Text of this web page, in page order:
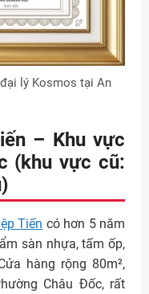
lý Kosmos tại An
– Khu vực
(khu vực cũ:
Tiến có hơn 5 năm
sàn nhựa, tấm ốp,
hàng rộng 80m²,
Châu Đốc, rất